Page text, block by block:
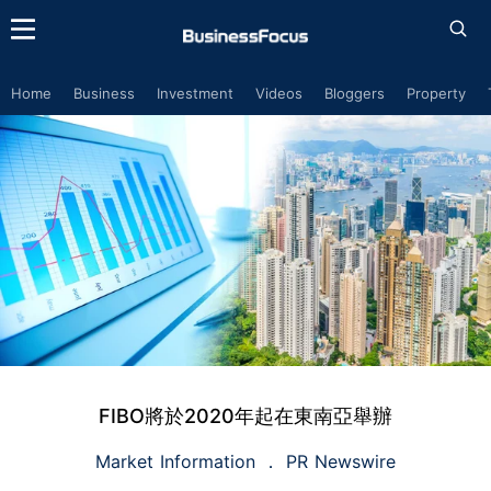
Home Business Investment Videos Bloggers Property
FIBO將於2020年起在東南亞舉辦
Market Information PR Newswire